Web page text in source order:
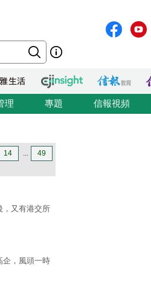
理 專題 信報視頻
14 ... 49
，又有港交所
企，風頭一時